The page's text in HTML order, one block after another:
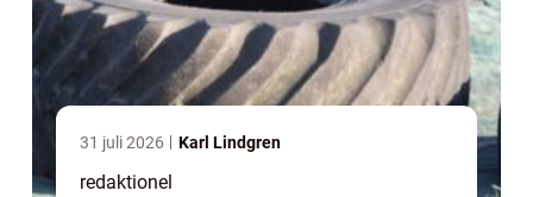
31 juli 2026 Karl Lindgren
redaktionel